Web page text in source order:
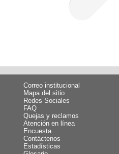
Correo institucional
Mapa del sitio
Redes Sociales
FAQ
Quejas y reclamos
Atención en línea
Encuesta
Contáctenos
Estadísticas